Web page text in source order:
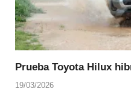
Prueba Toyota Hilux
19/03/2026